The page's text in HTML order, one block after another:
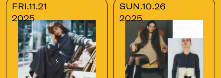
FRI.11.21
2025
SUN.10.26
2025